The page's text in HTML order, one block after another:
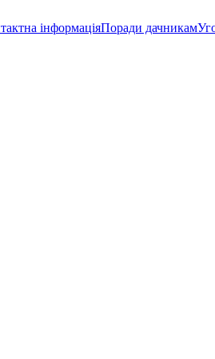
інформаціяПоради дачникам